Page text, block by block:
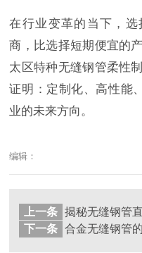
在行业变革的当下，
商，比选择短期便宜的
太区特种无缝钢管柔性
证明：定制化、高性能
业的未来方向。
编辑：
上一条
下一条